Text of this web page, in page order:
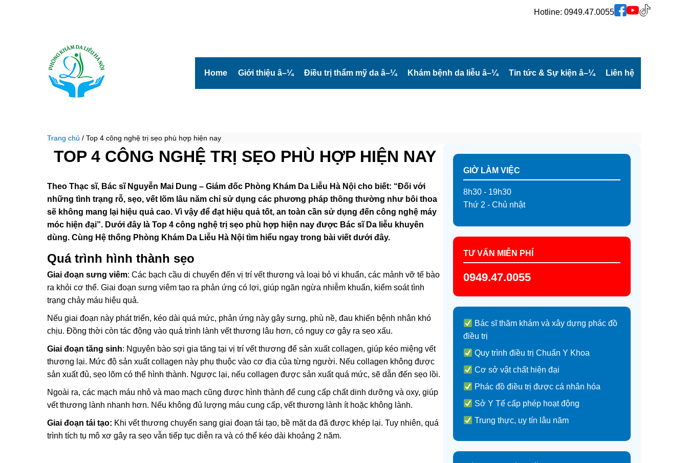
Hotline: 0949.47.0055
Home Giới thiệu â–¼ Điều trị thẩm mỹ da â–¼ Khám bệnh da liễu â–¼ Tin tức & Sự kiện â–¼ Liên hệ
Trang chủ / Top 4 công nghệ trị sẹo phù hợp hiện nay
TOP 4 CÔNG NGHỆ TRỊ SẸO PHÙ HỢP HIỆN NAY
Theo Thạc sĩ, Bác sĩ Nguyễn Mai Dung – Giám đốc Phòng Khám Da Liễu Hà Nội cho biết: “Đối với
những tình trạng rỗ, sẹo, vết lõm lâu năm chỉ sử dụng các phương pháp thông thường như bôi thoa
sẽ không mang lại hiệu quả cao. Vì vậy để đạt hiệu quả tốt, an toàn cần sử dụng đến công nghệ máy
móc hiện đại”. Dưới đây là Top 4 công nghệ trị sẹo phù hợp hiện nay được Bác sĩ Da liễu khuyên
dùng. Cùng Hệ thống Phòng Khám Da Liễu Hà Nội tìm hiểu ngay trong bài viết dưới đây.
Quá trình hình thành sẹo
Giai đoạn sưng viêm: Các bạch cầu di chuyển đến vị trí vết thương và loại bỏ vi khuẩn, các mảnh vỡ tế bào
ra khỏi cơ thể. Giai đoạn sưng viêm tạo ra phản ứng có lợi, giúp ngăn ngừa nhiễm khuẩn, kiểm soát tình
trạng chảy máu hiệu quả.
Nếu giai đoạn này phát triển, kéo dài quá mức, phản ứng này gây sưng, phù nề, đau khiến bệnh nhân khó
chịu. Đồng thời còn tác động vào quá trình lành vết thương lâu hơn, có nguy cơ gây ra sẹo xấu.
Giai đoạn tăng sinh: Nguyên bào sợi gia tăng tại vị trí vết thương để sản xuất collagen, giúp kéo miệng vết
thương lại. Mức độ sản xuất collagen này phụ thuộc vào cơ địa của từng người. Nếu collagen không được
sản xuất đủ, sẹo lõm có thể hình thành. Ngược lại, nếu collagen được sản xuất quá mức, sẽ dẫn đến sẹo lồi.
Ngoài ra, các mạch máu nhỏ và mao mạch cũng được hình thành để cung cấp chất dinh dưỡng và oxy, giúp
vết thương lành nhanh hơn. Nếu không đủ lượng máu cung cấp, vết thương lành ít hoặc không lành.
Giai đoạn tái tạo: Khi vết thương chuyển sang giai đoạn tái tạo, bề mặt da đã được khép lại. Tuy nhiên, quá
trình tích tụ mô xơ gây ra sẹo vẫn tiếp tục diễn ra và có thể kéo dài khoảng 2 năm.
GIỜ LÀM VIỆC
8h30 - 19h30
Thứ 2 - Chủ nhật
TƯ VẤN MIỄN PHÍ
0949.47.0055
Bác sĩ thăm khám và xây dựng phác đồ
điều trị
Quy trình điều trị Chuẩn Y Khoa
Cơ sở vật chất hiện đại
Phác đồ điều trị được cá nhân hóa
Sở Y Tế cấp phép hoạt động
Trung thực, uy tín lâu năm